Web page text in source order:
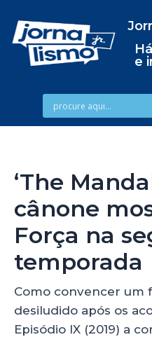
e
‘The
cânone
Força na
temporada
Como convencer um
desiludido após os
Episódio IX (2019) a